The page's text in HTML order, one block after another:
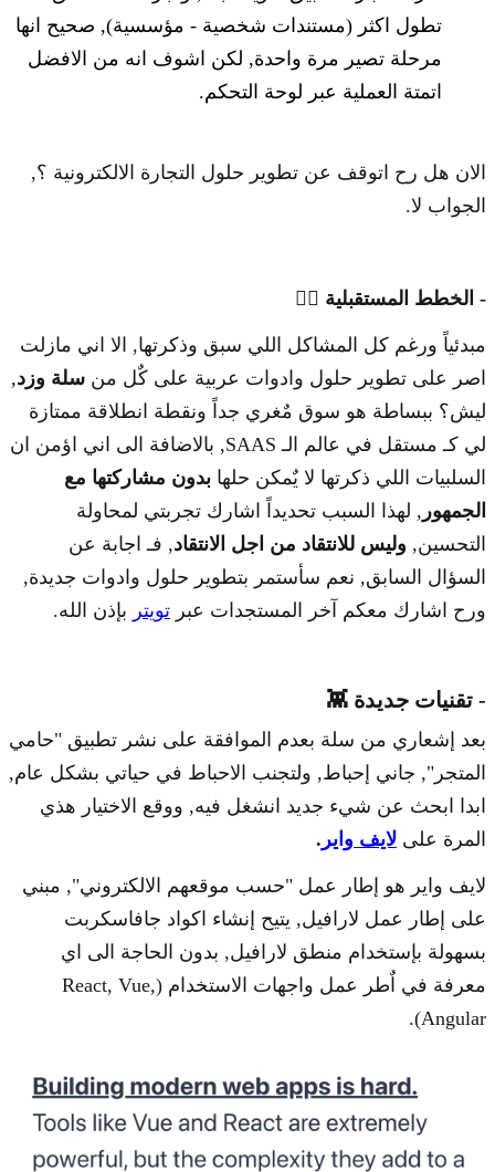
تطول اكثر (مستندات شخصية - مؤسسية), صحيح انها
مرحلة تصير مرة واحدة, لكن اشوف انه من الافضل
اتمتة العملية عبر لوحة التحكم.
الان هل رح اتوقف عن تطوير حلول التجارة الالكترونية ؟,
الجواب لا.
- الخطط المستقبلية 🏃‍♂️
مبدئياً ورغم كل المشاكل اللي سبق وذكرتها, الا اني مازلت
اصر على تطوير حلول وادوات عربية على كٌل من سلة وزد,
ليش؟ ببساطة هو سوق مٌغري جداً ونقطة انطلاقة ممتازة
لي كـ مستقل في عالم الـ SAAS, بالاضافة الى اني اؤمن ان
السلبيات اللي ذكرتها لا يٌمكن حلها بدون مشاركتها مع
الجمهور , لهذا السبب تحديداً اشارك تجربتي لمحاولة
التحسين, وليس للانتقاد من اجل الانتقاد, فـ اجابة عن
السؤال السابق, نعم سأستمر بتطوير حلول وادوات جديدة,
ورح اشارك معكم آخر المستجدات عبر تويتر بإذن الله.
- تقنيات جديدة 👾
بعد إشعاري من سلة بعدم الموافقة على نشر تطبيق "حامي
المتجر", جاني إحباط, ولتجنب الاحباط في حياتي بشكل عام,
ابدا ابحث عن شيء جديد انشغل فيه, ووقع الاختيار هذي
المرة على لايف واير .
لايف واير هو إطار عمل "حسب موقعهم الالكتروني", مبني
على إطار عمل لارافيل, يتيح إنشاء اكواد جافاسكربت
بسهولة بإستخدام منطق لارافيل, بدون الحاجة الى اي
معرفة في اٌطر عمل واجهات الاستخدام (React, Vue,
Angular).